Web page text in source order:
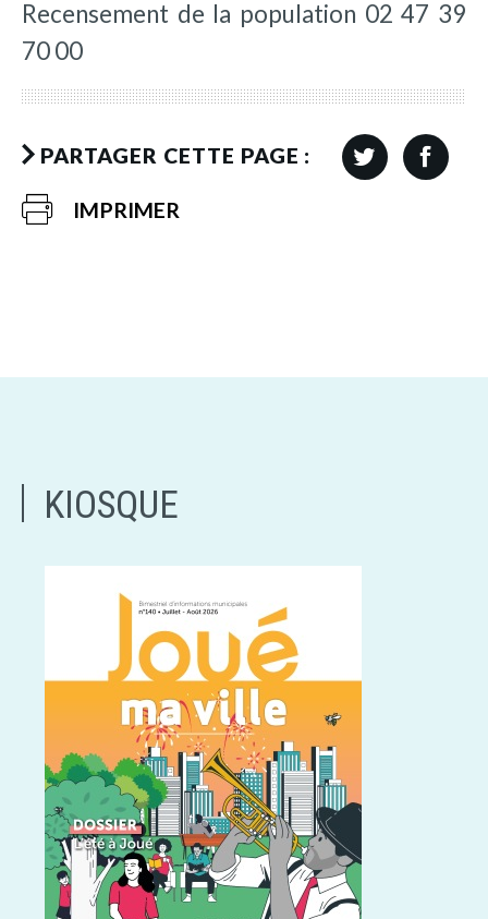
Recensement de la population 02 47 39
70 00
PARTAGER CETTE PAGE :
IMPRIMER
KIOSQUE